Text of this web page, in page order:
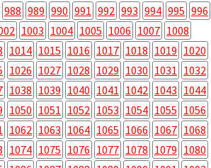
988 989 990 991 992 993 994 995 996
1003 1004 1005 1006 1007 1008
1014 1015 1016 1017 1018 1019 1020
1026 1027 1028 1029 1030 1031 1032
1038 1039 1040 1041 1042 1043 1044
1050 1051 1052 1053 1054 1055 1056
1062 1063 1064 1065 1066 1067 1068
1074 1075 1076 1077 1078 1079 1080